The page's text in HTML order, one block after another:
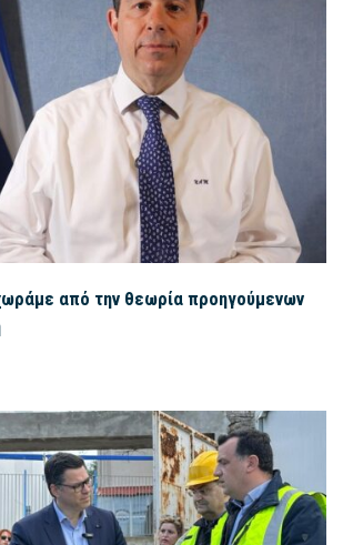
από την θεωρία προηγούμενων